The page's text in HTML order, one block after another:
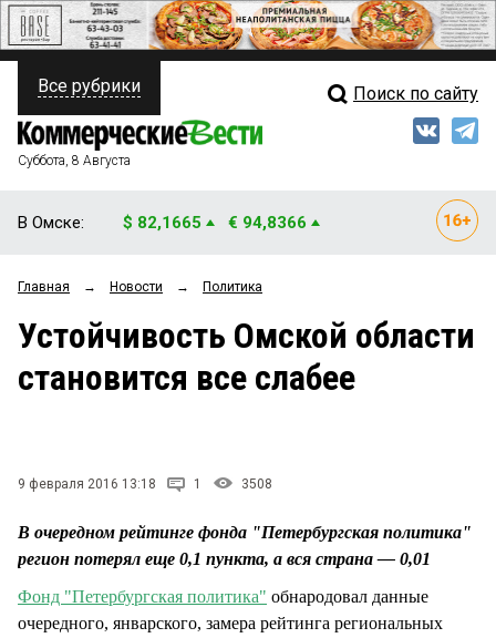
ПОЛИТИКА
ФИНАНСЫ
ОБЩЕСТВО
ЗАКОН
СТИЛЬ ЖИЗНИ
Свежий выпуск
Рейтинги
Блоги
Все рубрики Поиск по сайту
Суббота, 8 Августа
В Омске: $ 82,1665 € 94,8366
Главная → Новости → Политика
Устойчивость Омской области
становится все слабее
9 февраля 2016 13:18 1 3508
В очередном рейтинге фонда "Петербургская политика"
регион потерял еще 0,1 пункта, а вся страна — 0,01
Фонд "Петербургская политика" обнародовал данные
очередного, январского, замера рейтинга региональных